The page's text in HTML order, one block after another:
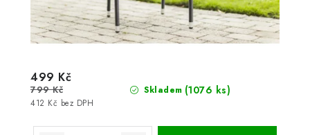
Skladem (1076 ks)
412 Kč bez DPH
499 Kč
799 Kč